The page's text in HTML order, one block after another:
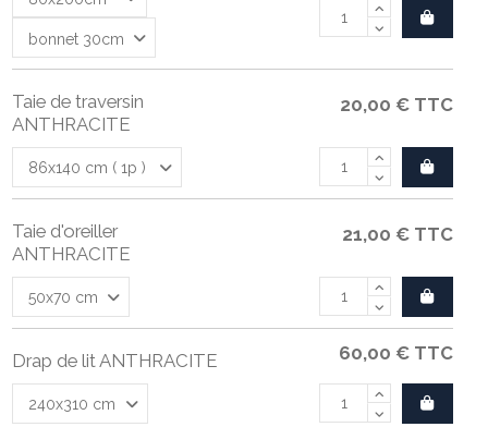
Taie de traversin
ANTHRACITE
20,00 € TTC
Taie d'oreiller
ANTHRACITE
21,00 € TTC
Drap de lit ANTHRACITE 60,00 € TTC